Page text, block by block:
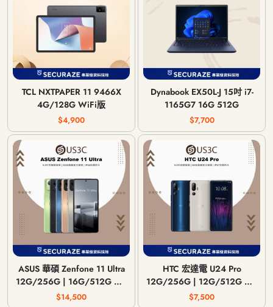
TCL NXTPAPER 11 9466X
4G/128G WiFi版
$4,900
Dynabook EX50L-J 15吋 i7-
1165G7 16G 512G
$7,700
ASUS 華碩 Zenfone 11 Ultra
12G/256G | 16G/512G 6.8
吋
$14,500
HTC 宏達電 U24 Pro
12G/256G | 12G/512G 6.8
吋
$7,500